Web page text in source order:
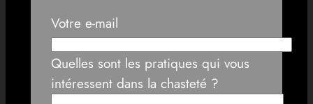
Votre e-mail
Quelles sont les pratiques qui vous
intéressent dans la chasteté ?